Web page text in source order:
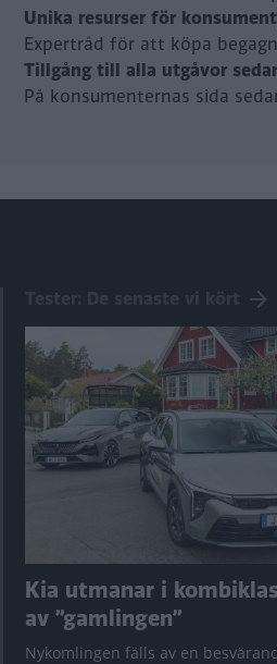
Unika resurser för
Expertråd för att köpa
Tillgång till alla utgåvor
På konsumenternas sida
Kia utmanar i
av ”gamlingen”
Nykomlingen fälls av en